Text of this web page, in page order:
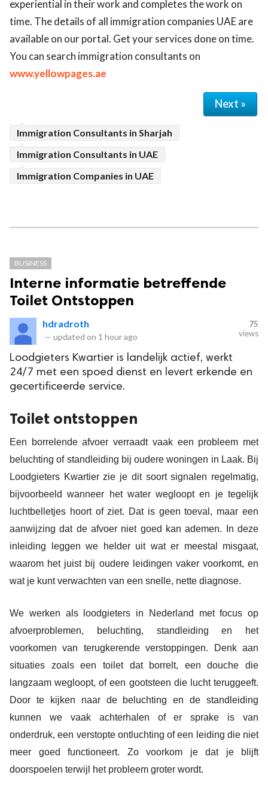
experiential in their work and completes the work on
time. The details of all immigration companies UAE are
available on our portal. Get your services done on time.
You can search immigration consultants on
www.yellowpages.ae
Next »
Immigration Consultants in Sharjah
Immigration Consultants in UAE
Immigration Companies in UAE
BUSINESS
Interne informatie betreffende
Toilet Ontstoppen
hdradroth
— updated on 1 hour ago
75
views
Loodgieters Kwartier is landelijk actief, werkt
24/7 met een spoed dienst en levert erkende en
gecertificeerde service.
Toilet ontstoppen
Een borrelende afvoer verraadt vaak een probleem met
beluchting of standleiding bij oudere woningen in Laak. Bij
Loodgieters Kwartier zie je dit soort signalen regelmatig,
bijvoorbeeld wanneer het water wegloopt en je tegelijk
luchtbelletjes hoort of ziet. Dat is geen toeval, maar een
aanwijzing dat de afvoer niet goed kan ademen. In deze
inleiding leggen we helder uit wat er meestal misgaat,
waarom het juist bij oudere leidingen vaker voorkomt, en
wat je kunt verwachten van een snelle, nette diagnose.
We werken als loodgieters in Nederland met focus op
afvoerproblemen, beluchting, standleiding en het
voorkomen van terugkerende verstoppingen. Denk aan
situaties zoals een toilet dat borrelt, een douche die
langzaam wegloopt, of een gootsteen die lucht teruggeeft.
Door te kijken naar de beluchting en de standleiding
kunnen we vaak achterhalen of er sprake is van
onderdruk, een verstopte ontluchting of een leiding die niet
meer goed functioneert. Zo voorkom je dat je blijft
doorspoelen terwijl het probleem groter wordt.